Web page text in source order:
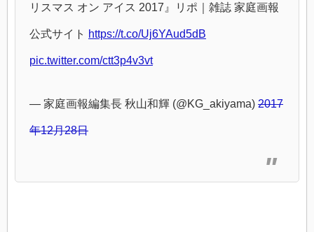
リスマス オン アイス 2017』リポ｜雑誌 家庭画報
公式サイト https://t.co/Uj6YAud5dB
pic.twitter.com/ctt3p4v3vt
— 家庭画報編集長 秋山和輝 (@KG_akiyama) 2017
年12月28日